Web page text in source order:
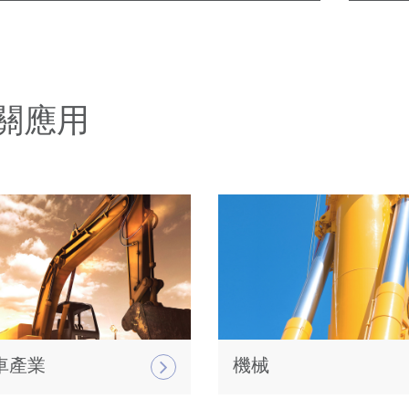
應用
產業 機械